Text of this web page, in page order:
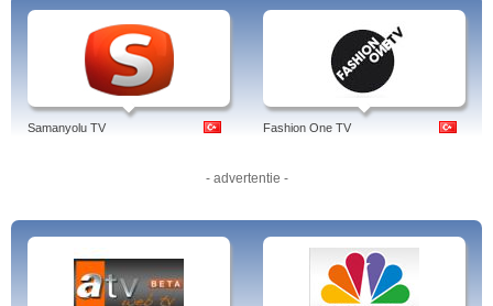
Samanyolu TV Fashion One TV
- advertentie -